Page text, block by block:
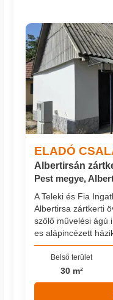
ELADÓ
Albertirsán
Pest megye,
A Teleki és Fia
Albertirsa zártkerti
szőlő művelési ágú
es alápincézett
Belső terület
30 m²